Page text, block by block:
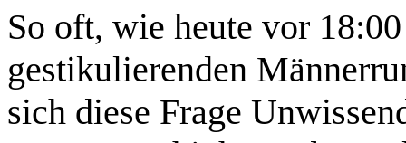
So oft, wie heute vor
gestikulierenden
sich diese Frage